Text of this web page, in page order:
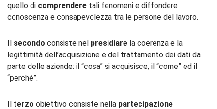
quello di comprendere tali fenomeni e diffondere
conoscenza e consapevolezza tra le persone del lavoro.
Il secondo consiste nel presidiare la coerenza e la
legittimità dell’acquisizione e del trattamento dei dati da
parte delle aziende: il “cosa” si acquisisce, il “come” ed il
“perché”.
Il terzo obiettivo consiste nella partecipazione